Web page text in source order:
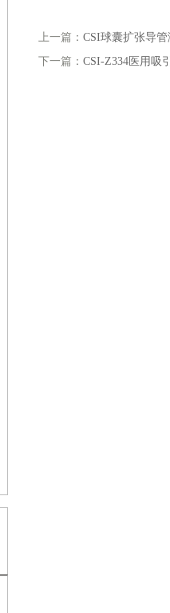
上一篇： CSI球囊扩张导
下一篇： CSI-Z334医用吸